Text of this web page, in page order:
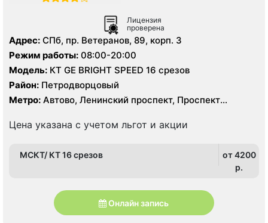
Лицензия
проверена
Адрес: СПб, пр. Ветеранов, 89, корп. 3
Режим работы: 08:00-20:00
Модель: КТ GE BRIGHT SPEED 16 срезов
Район: Петродворцовый
Метро: Автово, Ленинский проспект, Проспект
Цена указана с учетом льгот и акции
МСКТ/ КТ 16 срезов
от 4200
p.
Онлайн запись